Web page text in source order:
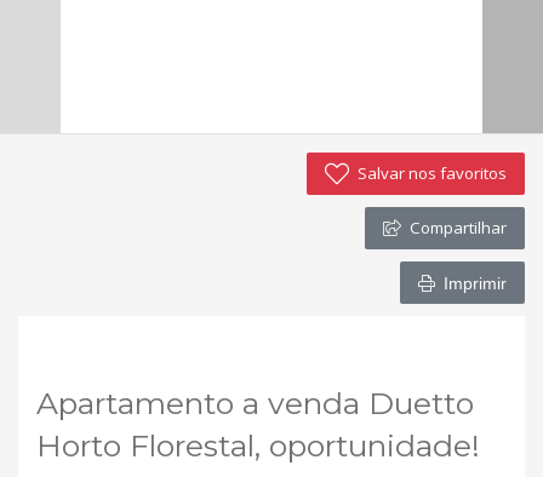
Salvar nos favoritos
Compartilhar
Imprimir
Apartamento a venda Duetto
Horto Florestal, oportunidade!